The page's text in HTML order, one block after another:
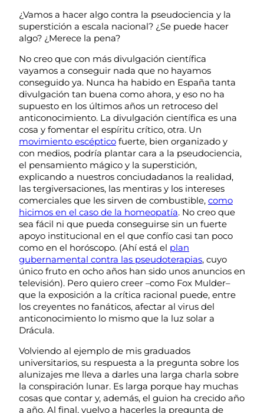
¿Vamos a hacer algo contra la pseudociencia y la
superstición a escala nacional? ¿Se puede hacer
algo? ¿Merece la pena?
No creo que con más divulgación científica
vayamos a conseguir nada que no hayamos
conseguido ya. Nunca ha habido en España tanta
divulgación tan buena como ahora, y eso no ha
supuesto en los últimos años un retroceso del
anticonocimiento. La divulgación científica es una
cosa y fomentar el espíritu crítico, otra. Un
movimiento escéptico fuerte, bien organizado y
con medios, podría plantar cara a la pseudociencia,
el pensamiento mágico y la superstición,
explicando a nuestros conciudadanos la realidad,
las tergiversaciones, las mentiras y los intereses
comerciales que les sirven de combustible, como
hicimos en el caso de la homeopatía. No creo que
sea fácil ni que pueda conseguirse sin un fuerte
apoyo institucional en el que confío casi tan poco
como en el horóscopo. (Ahí está el plan
gubernamental contra las pseudoterapias, cuyo
único fruto en ocho años han sido unos anuncios en
televisión). Pero quiero creer –como Fox Mulder–
que la exposición a la crítica racional puede, entre
los creyentes no fanáticos, afectar al virus del
anticonocimiento lo mismo que la luz solar a
Drácula.
Volviendo al ejemplo de mis graduados
universitarios, su respuesta a la pregunta sobre los
alunizajes me lleva a darles una larga charla sobre
la conspiración lunar. Es larga porque hay muchas
cosas que contar y, además, el guion ha crecido año
a año. Al final, vuelvo a hacerles la pregunta de